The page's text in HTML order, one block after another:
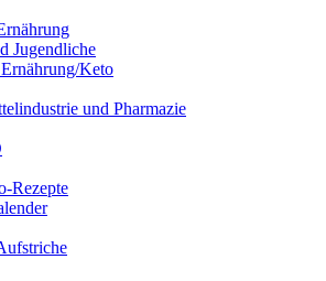
Jugendliche
Keto
und Pharmazie
Rezepte